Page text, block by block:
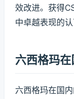
效改进。获得
中卓越表现的认
六西格玛在
六西格玛在国